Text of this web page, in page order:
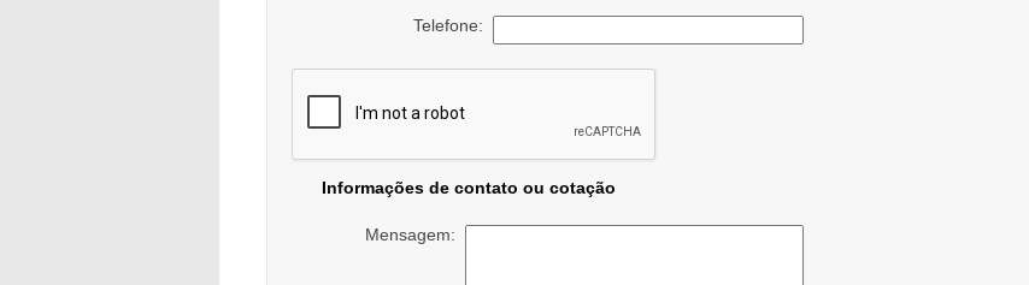
Telefone:
Informações de contato ou cotação
Mensagem: